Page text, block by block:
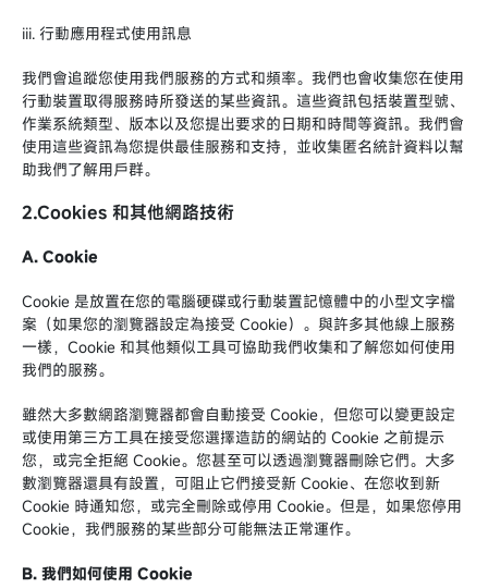
iii. 行動應用程式使用訊息
我們會追蹤您使用我們服務的方式和頻率。我們也會收集您在使用
行動裝置取得服務時所發送的某些資訊。這些資訊包括裝置型號、
作業系統類型、版本以及您提出要求的日期和時間等資訊。我們會
使用這些資訊為您提供最佳服務和支持，並收集匿名統計資料以幫
助我們了解用戶群。
2.Cookies 和其他網路技術
A. Cookie
Cookie 是放置在您的電腦硬碟或行動裝置記憶體中的小型文字檔
案（如果您的瀏覽器設定為接受 Cookie）。與許多其他線上服務
一樣，Cookie 和其他類似工具可協助我們收集和了解您如何使用
我們的服務。
雖然大多數網路瀏覽器都會自動接受 Cookie，但您可以變更設定
或使用第三方工具在接受您選擇造訪的網站的 Cookie 之前提示
您，或完全拒絕 Cookie。您甚至可以透過瀏覽器刪除它們。大多
數瀏覽器還具有設置，可阻止它們接受新 Cookie、在您收到新
Cookie 時通知您，或完全刪除或停用 Cookie。但是，如果您停用
Cookie，我們服務的某些部分可能無法正常運作。
B. 我們如何使用 Cookie